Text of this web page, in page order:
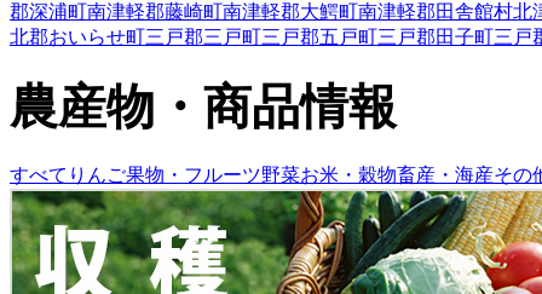
郡深浦町南津軽郡藤崎町南津軽郡大鰐町南津軽郡田舎館村北
北郡おいらせ町三戸郡三戸町三戸郡五戸町三戸郡田子町三戸
農産物・商品情報
すべて りんご果物・フルーツ野菜お米・穀物畜産・海産その